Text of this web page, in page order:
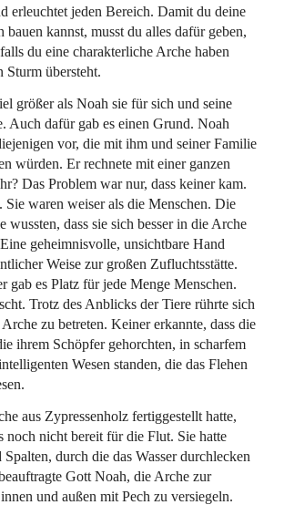
erleuchtet jeden Bereich. Damit du deine
kannst, musst du alles dafür geben,
du eine charakterliche Arche haben
Sturm übersteht.
größer als Noah sie für sich und seine
Auch dafür gab es einen Grund. Noah
vor, die mit ihm und seiner Familie
würden. Er rechnete mit einer ganzen
Das Problem war nur, dass keiner kam.
Sie waren weiser als die Menschen. Die
wussten, dass sie sich besser in die Arche
geheimnisvolle, unsichtbare Hand
Weise zur großen Zufluchtsstätte.
gab es Platz für jede Menge Menschen.
Trotz des Anblicks der Tiere rührte sich
zu betreten. Keiner erkannte, dass die
ihrem Schöpfer gehorchten, in scharfem
Wesen standen, die das Flehen
aus Zypressenholz fertiggestellt hatte,
noch nicht bereit für die Flut. Sie hatte
durch die das Wasser durchlecken
Gott Noah, die Arche zur
und außen mit Pech zu versiegeln.